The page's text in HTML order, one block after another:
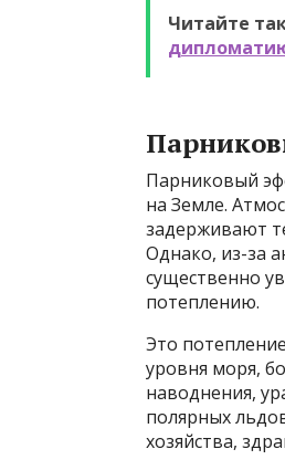
Читайте
Парниковый
на Земле.
задерживают
Однако, из-за
существенно
потеплению.
Это
уровня моря,
наводнения,
полярных
хозяйства,